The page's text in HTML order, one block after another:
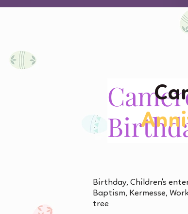
Birthday, Children's
Baptism, Kermesse,
tree